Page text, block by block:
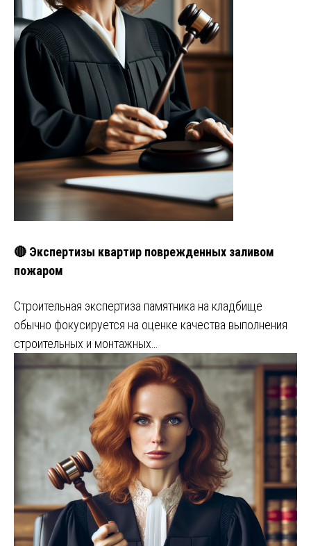
🔴 Экспертизы квартир поврежденных заливом
пожаром
Строительная экспертиза памятника на кладбище
обычно фокусируется на оценке качества выполнения
строительных и монтажных…